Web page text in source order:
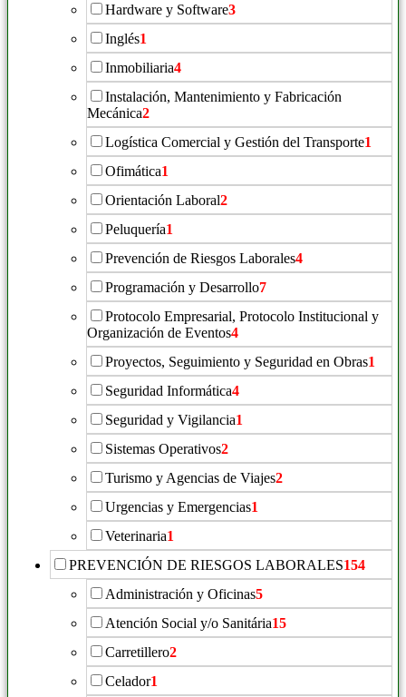
Hardware y Software3
Inglés1
Inmobiliaria4
Instalación, Mantenimiento y Fabricación
Mecánica2
Logística Comercial y Gestión del Transporte1
Ofimática1
Orientación Laboral2
Peluquería1
Prevención de Riesgos Laborales4
Programación y Desarrollo7
Protocolo Empresarial, Protocolo Institucional y
Organización de Eventos4
Proyectos, Seguimiento y Seguridad en Obras1
Seguridad Informática4
Seguridad y Vigilancia1
Sistemas Operativos2
Turismo y Agencias de Viajes2
Urgencias y Emergencias1
Veterinaria1
PREVENCIÓN DE RIESGOS LABORALES154
Administración y Oficinas5
Atención Social y/o Sanitária15
Carretillero2
Celador1